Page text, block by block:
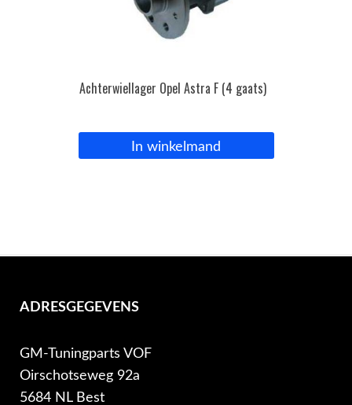
Achterwiellager Opel Astra F (4 gaats)
In winkelmand
ADRESGEGEVENS
GM-Tuningparts VOF
Oirschotseweg 92a
5684 NL Best